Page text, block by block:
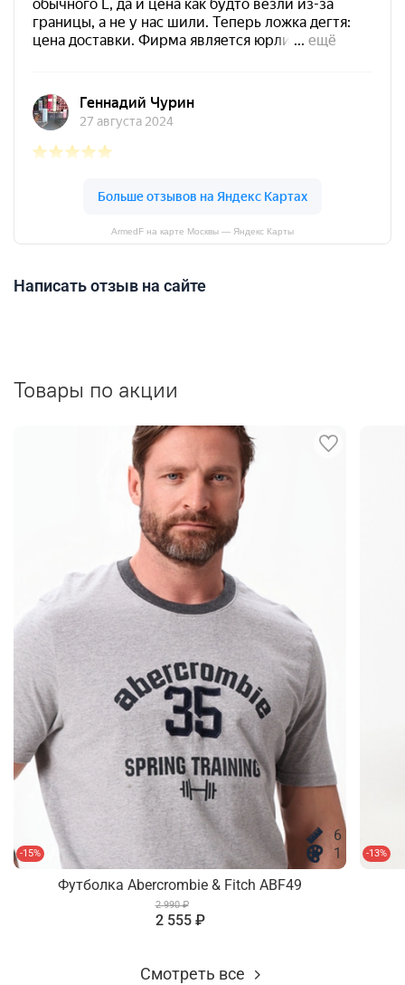
ArmedF на карте Москвы — Яндекс Карты
Написать отзыв на сайте
Товары по акции
-15%
6
1
Футболка Abercrombie & Fitch ABF49
2 990 ₽
2 555 ₽
-13%
Смотреть все